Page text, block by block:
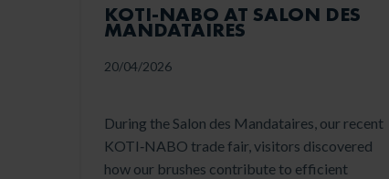
KOTI‑NABO AT SALON DES
MANDATAIRES
20/04/2026
During the Salon des Mandataires, our recent
KOTI‑NABO trade fair, visitors discovered
how our brushes contribute to efficient